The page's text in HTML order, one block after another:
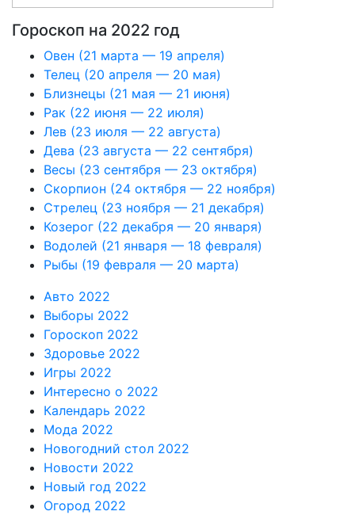
Гороскоп на 2022 год
Овен (21 марта — 19 апреля)
Телец (20 апреля — 20 мая)
Близнецы (21 мая — 21 июня)
Рак (22 июня — 22 июля)
Лев (23 июля — 22 августа)
Дева (23 августа — 22 сентября)
Весы (23 сентября — 23 октября)
Скорпион (24 октября — 22 ноября)
Стрелец (23 ноября — 21 декабря)
Козерог (22 декабря — 20 января)
Водолей (21 января — 18 февраля)
Рыбы (19 февраля — 20 марта)
Авто 2022
Выборы 2022
Гороскоп 2022
Здоровье 2022
Игры 2022
Интересно о 2022
Календарь 2022
Мода 2022
Новогодний стол 2022
Новости 2022
Новый год 2022
Огород 2022